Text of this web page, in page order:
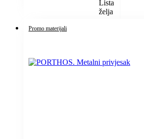
Lista
želja
Promo materijali